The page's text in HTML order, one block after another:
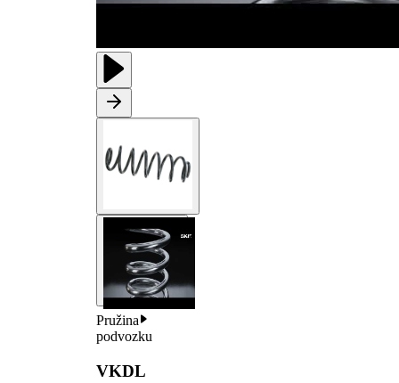
Pružina
podvozku
VKDL